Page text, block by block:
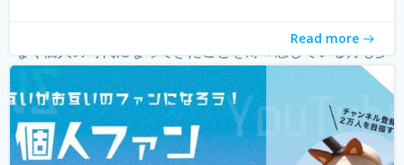
Read more
youtuberやインスタグラマーという職業が現れ、組織では
なく個人の時代になってきたことを薄々感じている方も多
いのではないでしょうか？ 企業はどんどんAIに仕事を奪わ
れ、個人がいかに自...続きを読む